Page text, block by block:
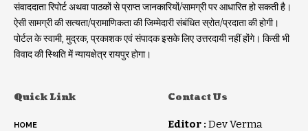
संवाददाता रिपोर्ट अथवा पाठकों से प्राप्त जानकारियों/सामग्री पर आधारित हो सकती है।
ऐसी सामग्री की सत्यता/प्रामाणिकता की जिम्मेदारी संबंधित स्रोत/प्रदाता की होगी।
पोर्टल के स्वामी, मुद्रक, प्रकाशक एवं संपादक इसके लिए उत्तरदायी नहीं होंगे। किसी भी
विवाद की स्थिति में न्यायक्षेत्र रायपुर होगा।
Quick Link
HOME
Contact Us
Editor : Dev Verma